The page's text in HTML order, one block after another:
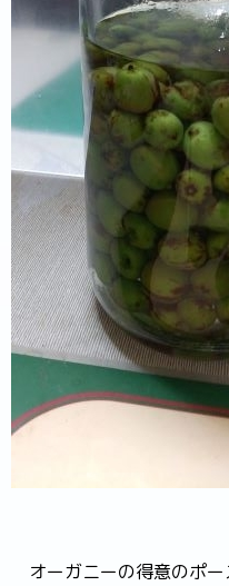
オーガニーの得意のポー